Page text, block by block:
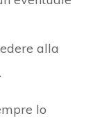
alla
lo